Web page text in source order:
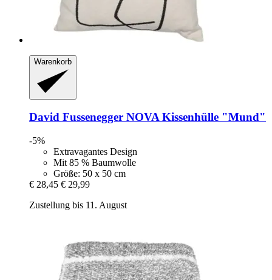
Warenkorb
David Fussenegger NOVA Kissenhülle "Mund"
-5%
Extravagantes Design
Mit 85 % Baumwolle
Größe: 50 x 50 cm
€ 28,45 € 29,99
Zustellung bis 11. August